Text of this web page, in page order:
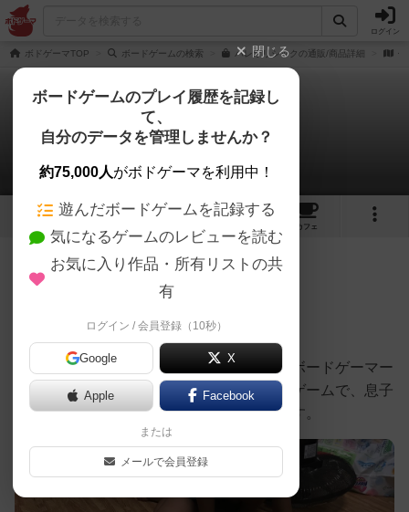
ログイン
ボドゲーマTOP ボードゲームの検索 パレオリシックの通販/商品詳細 作
パレオリシック
ぽっくりさんのレビュー
17 4
カフェ
446名 4名 0 約8年前
5歳の息子と2人で遊んでみました。
個人的に＆息子的にとても高評価でした。ボードゲーマー
にとってもプレイ感のしっかりあるボードゲームで、息子
と一緒にたのしめたのが何より良かったです。
閉じる
ボードゲームのプレイ履歴を記録し
て、
自分のデータを管理しませんか？
約75,000人がボドゲーマを利用中！
遊んだボードゲームを記録する
気になるゲームのレビューを読む
お気に入り作品・所有リストの共
有
ログイン / 会員登録（10秒）
Google X
Apple Facebook
または
メールで会員登録